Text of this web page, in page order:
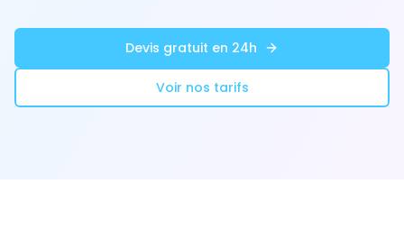
Devis gratuit en 24h
Voir nos tarifs